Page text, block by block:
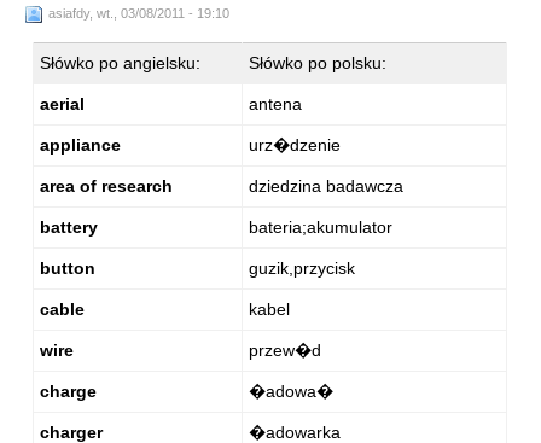
asiafdy, wt., 03/08/2011 - 19:10
Słówko po angielsku: Słówko po polsku:
aerial antena
appliance urz�dzenie
area of research dziedzina badawcza
battery bateria;akumulator
button guzik,przycisk
cable kabel
wire przew�d
charge �adowa�
charger �adowarka